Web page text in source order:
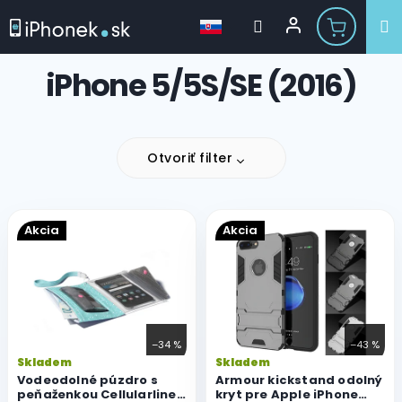
iPhone 5/5S/SE (2016)
Otvoriť filter
V
ý
i
o
d
u
Akcia
–34 %
Vodeodolné púzdro s
peňaženkou Cellularline
Skladem
Akcia
–43 %
Armour kickstand odolný
kryt pre Apple iPhone
Skladem